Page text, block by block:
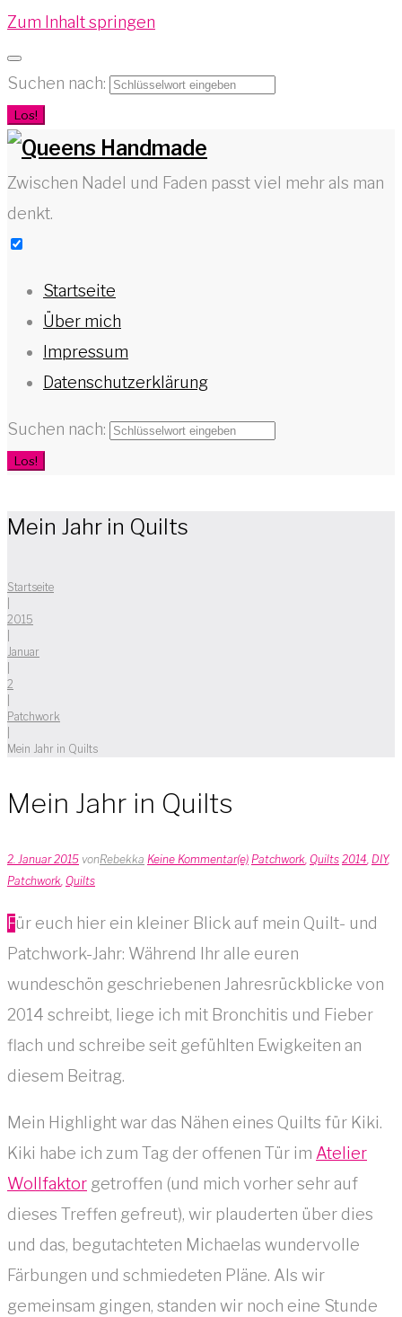
Zum Inhalt springen
Suchen nach:
Los!
Zwischen Nadel und Faden passt viel mehr als man
denkt.
Startseite
Über mich
Impressum
Datenschutzerklärung
Suchen nach:
Los!
Mein Jahr in Quilts
Startseite
2015
Januar
2
Patchwork
Mein Jahr in Quilts
Mein Jahr in Quilts
2. Januar 2015 vonRebekka Keine Kommentar(e) Patchwork, Quilts 2014, DIY,
Patchwork, Quilts
Für euch hier ein kleiner Blick auf mein Quilt- und
Patchwork-Jahr: Während Ihr alle euren
wundeschön geschriebenen Jahresrückblicke von
2014 schreibt, liege ich mit Bronchitis und Fieber
flach und schreibe seit gefühlten Ewigkeiten an
diesem Beitrag.
Mein Highlight war das Nähen eines Quilts für Kiki.
Kiki habe ich zum Tag der offenen Tür im Atelier
Wollfaktor getroffen (und mich vorher sehr auf
dieses Treffen gefreut), wir plauderten über dies
und das, begutachteten Michaelas wundervolle
Färbungen und schmiedeten Pläne. Als wir
gemeinsam gingen, standen wir noch eine Stunde